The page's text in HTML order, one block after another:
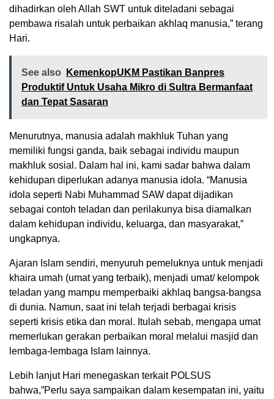
dihadirkan oleh Allah SWT untuk diteladani sebagai
pembawa risalah untuk perbaikan akhlaq manusia,” terang
Hari.
See also
KemenkopUKM Pastikan Banpres
Produktif Untuk Usaha Mikro di Sultra Bermanfaat
dan Tepat Sasaran
Menurutnya, manusia adalah makhluk Tuhan yang
memiliki fungsi ganda, baik sebagai individu maupun
makhluk sosial. Dalam hal ini, kami sadar bahwa dalam
kehidupan diperlukan adanya manusia idola. “Manusia
idola seperti Nabi Muhammad SAW dapat dijadikan
sebagai contoh teladan dan perilakunya bisa diamalkan
dalam kehidupan individu, keluarga, dan masyarakat,”
ungkapnya.
Ajaran Islam sendiri, menyuruh pemeluknya untuk menjadi
khaira umah (umat yang terbaik), menjadi umat/ kelompok
teladan yang mampu memperbaiki akhlaq bangsa-bangsa
di dunia. Namun, saat ini telah terjadi berbagai krisis
seperti krisis etika dan moral. Itulah sebab, mengapa umat
memerlukan gerakan perbaikan moral melalui masjid dan
lembaga-lembaga Islam lainnya.
Lebih lanjut Hari menegaskan terkait POLSUS
bahwa,”Perlu saya sampaikan dalam kesempatan ini, yaitu